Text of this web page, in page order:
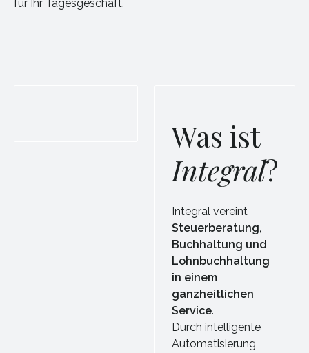
für Ihr Tagesgeschäft.
Was ist
Integral?
Integral vereint
Steuerberatung,
Buchhaltung und
Lohnbuchhaltung
in einem
ganzheitlichen
Service.
Durch intelligente
Automatisierung,